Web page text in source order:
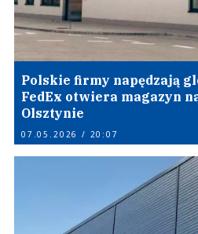
Polskie firmy napędzają
FedEx otwiera magazyn
Olsztynie
07.05.2026 / 20:07